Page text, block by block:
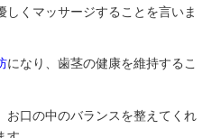
くマッサージすることを言いま
になり、歯茎の健康を維持するこ
お口の中のバランスを整えてくれ